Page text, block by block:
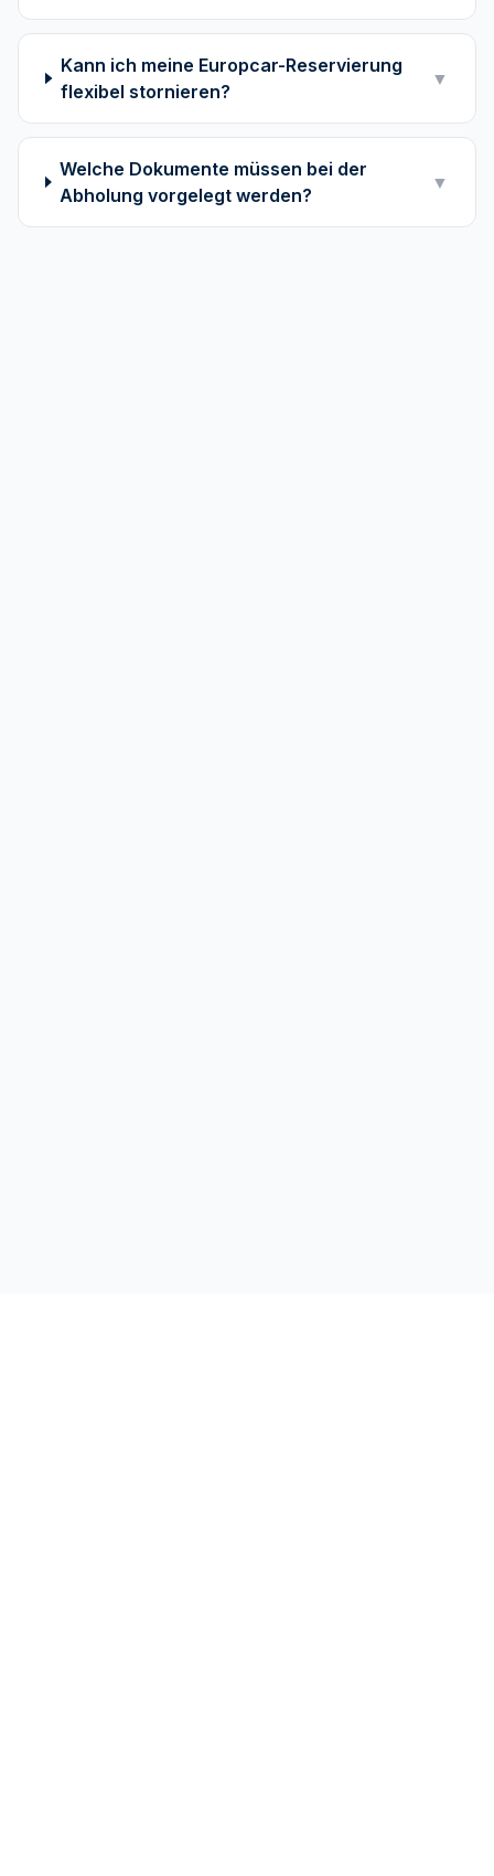
Kann ich meine Europcar-Reservierung
flexibel stornieren?
▼
Welche Dokumente müssen bei der
Abholung vorgelegt werden?
▼